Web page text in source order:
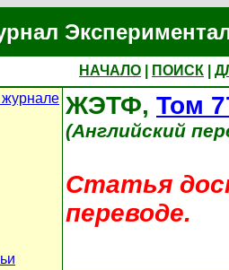
НАЧАЛО ПОИСК
ЖЭТФ, Том
(Английский
Статья
переводе.